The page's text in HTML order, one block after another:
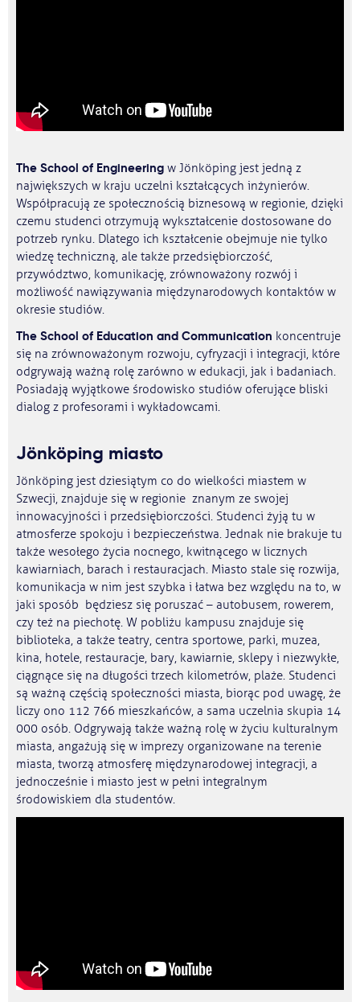
The School of Engineering w Jönköping jest jedną z
największych w kraju uczelni kształcących inżynierów.
Współpracują ze społecznością biznesową w regionie, dzięki
czemu studenci otrzymują wykształcenie dostosowane do
potrzeb rynku. Dlatego ich kształcenie obejmuje nie tylko
wiedzę techniczną, ale także przedsiębiorczość,
przywództwo, komunikację, zrównoważony rozwój i
możliwość nawiązywania międzynarodowych kontaktów w
okresie studiów.
The School of Education and Communication koncentruje
się na zrównoważonym rozwoju, cyfryzacji i integracji, które
odgrywają ważną rolę zarówno w edukacji, jak i badaniach.
Posiadają wyjątkowe środowisko studiów oferujące bliski
dialog z profesorami i wykładowcami.
Jönköping miasto
Jönköping jest dziesiątym co do wielkości miastem w
Szwecji, znajduje się w regionie znanym ze swojej
innowacyjności i przedsiębiorczości. Studenci żyją tu w
atmosferze spokoju i bezpieczeństwa. Jednak nie brakuje tu
także wesołego życia nocnego, kwitnącego w licznych
kawiarniach, barach i restauracjach. Miasto stale się rozwija,
komunikacja w nim jest szybka i łatwa bez względu na to, w
jaki sposób będziesz się poruszać – autobusem, rowerem,
czy też na piechotę. W pobliżu kampusu znajduje się
biblioteka, a także teatry, centra sportowe, parki, muzea,
kina, hotele, restauracje, bary, kawiarnie, sklepy i niezwykłe,
ciągnące się na długości trzech kilometrów, plaże. Studenci
są ważną częścią społeczności miasta, biorąc pod uwagę, że
liczy ono 112 766 mieszkańców, a sama uczelnia skupia 14
000 osób. Odgrywają także ważną rolę w życiu kulturalnym
miasta, angażują się w imprezy organizowane na terenie
miasta, tworzą atmosferę międzynarodowej integracji, a
jednocześnie i miasto jest w pełni integralnym
środowiskiem dla studentów.